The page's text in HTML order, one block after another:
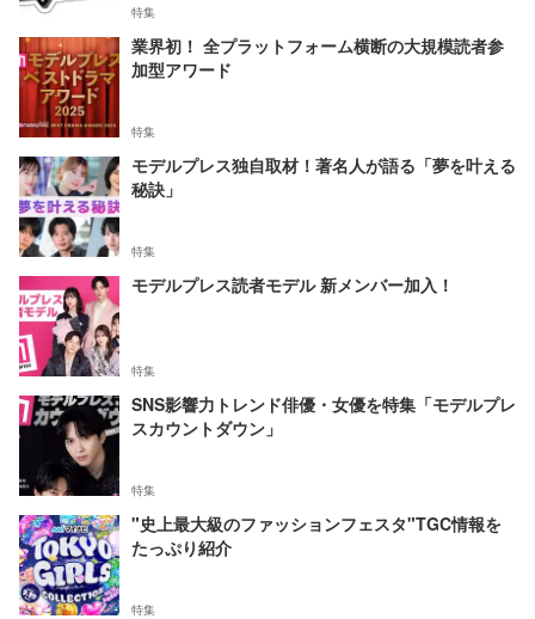
特集
業界初！ 全プラットフォーム横断の大規模読者参
加型アワード
特集
モデルプレス独自取材！著名人が語る「夢を叶える
秘訣」
特集
モデルプレス読者モデル 新メンバー加入！
特集
SNS影響力トレンド俳優・女優を特集「モデルプレ
スカウントダウン」
特集
"史上最大級のファッションフェスタ"TGC情報を
たっぷり紹介
特集